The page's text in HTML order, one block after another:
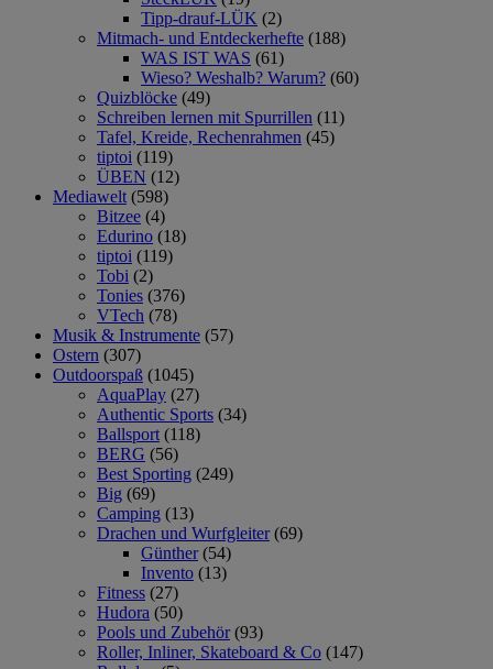
Tipp-drauf-LÜK (2)
Mitmach- und Entdeckerhefte (188)
WAS IST WAS (61)
Wieso? Weshalb? Warum? (60)
Quizblöcke (49)
Schreiben lernen mit Spurrillen (11)
Tafel, Kreide, Rechenrahmen (45)
tiptoi (119)
ÜBEN (12)
Mediawelt (598)
Bitzee (4)
Edurino (18)
tiptoi (119)
Tobi (2)
Tonies (376)
VTech (78)
Musik & Instrumente (57)
Ostern (307)
Outdoorspaß (1045)
AquaPlay (27)
Authentic Sports (34)
Ballsport (118)
BERG (56)
Best Sporting (249)
Big (69)
Camping (13)
Drachen und Wurfgleiter (69)
Günther (54)
Invento (13)
Fitness (27)
Hudora (50)
Pools und Zubehör (93)
Roller, Inliner, Skateboard & Co (147)